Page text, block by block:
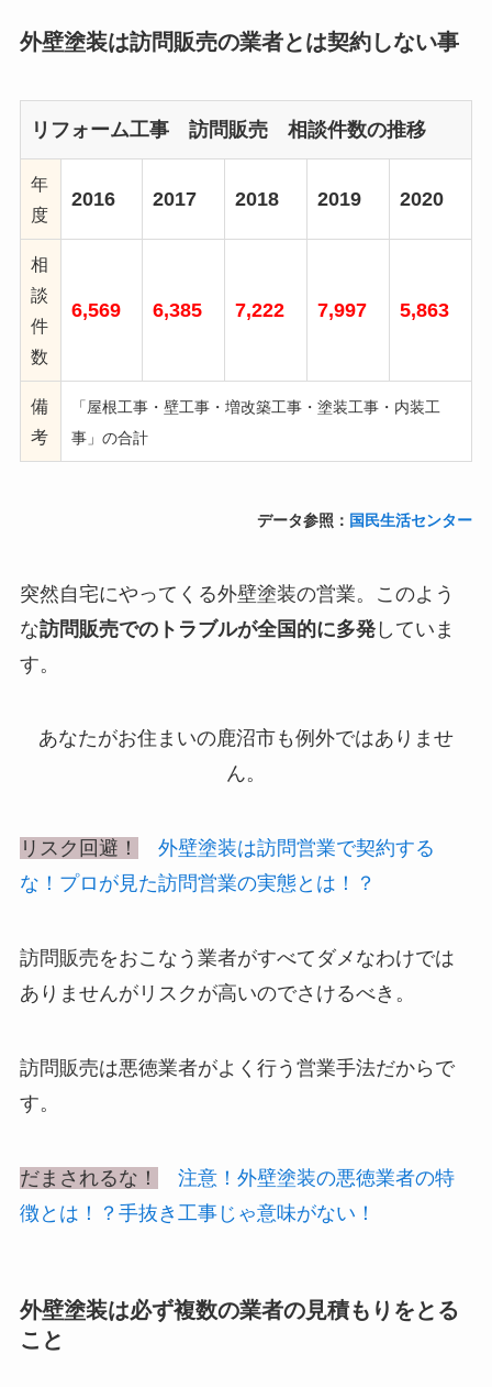
外壁塗装は訪問販売の業者とは契約しない事
リフォーム工事 訪問販売 相談件数の推移
年
度
2016 2017 2018 2019 2020
相
談
件
数
6,569 6,385 7,222 7,997 5,863
備
考
「屋根工事・壁工事・増改築工事・塗装工事・内装工
事」の合計
データ参照： 国民生活センター
突然自宅にやってくる外壁塗装の営業。このよう
な訪問販売でのトラブルが全国的に多発していま
す。
あなたがお住まいの鹿沼市も例外ではありませ
ん。
リスク回避！
外壁塗装は訪問営業で契約する
な！プロが見た訪問営業の実態とは！？
訪問販売をおこなう業者がすべてダメなわけでは
ありませんがリスクが高いのでさけるべき。
訪問販売は悪徳業者がよく行う営業手法だからで
す。
だまされるな！
注意！外壁塗装の悪徳業者の特
徴とは！？手抜き工事じゃ意味がない！
外壁塗装は必ず複数の業者の見積もりをとる
こと